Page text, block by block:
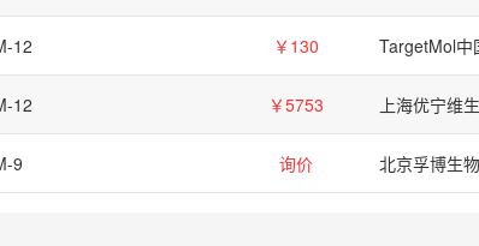
12 ￥130 TargetMol中
12 ￥5753
9 询价 北京孚博生